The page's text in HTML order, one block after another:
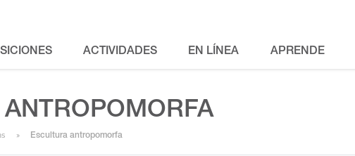
ACTIVIDADES EN LÍNEA APRENDE
Escultura antropomorfa